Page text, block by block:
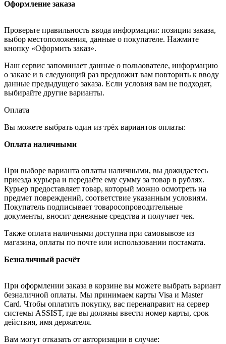
Оформление заказа
Проверьте правильность ввода информации: позиции заказа,
выбор местоположения, данные о покупателе. Нажмите
кнопку «Оформить заказ».
Наш сервис запоминает данные о пользователе, информацию
о заказе и в следующий раз предложит вам повторить к вводу
данные предыдущего заказа. Если условия вам не подходят,
выбирайте другие варианты.
Оплата
Вы можете выбрать один из трёх вариантов оплаты:
Оплата наличными
При выборе варианта оплаты наличными, вы дожидаетесь
приезда курьера и передаёте ему сумму за товар в рублях.
Курьер предоставляет товар, который можно осмотреть на
предмет повреждений, соответствие указанным условиям.
Покупатель подписывает товаросопроводительные
документы, вносит денежные средства и получает чек.
Также оплата наличными доступна при самовывозе из
магазина, оплаты по почте или использовании постамата.
Безналичный расчёт
При оформлении заказа в корзине вы можете выбрать вариант
безналичной оплаты. Мы принимаем карты Visa и Master
Card. Чтобы оплатить покупку, вас перенаправит на сервер
системы ASSIST, где вы должны ввести номер карты, срок
действия, имя держателя.
Вам могут отказать от авторизации в случае: